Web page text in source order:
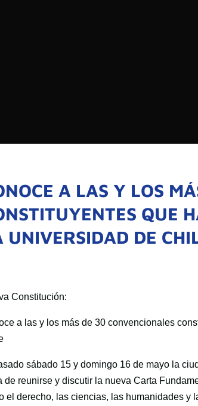
VISIÓN
A LAS Y LOS
QUE
UNIVERSIDAD DE
Constitución:
a las y los más de 30 convencionales
sábado 15 y domingo 16 de mayo la
de reunirse y discutir la nueva Carta
el derecho, las ciencias, las humanidades y